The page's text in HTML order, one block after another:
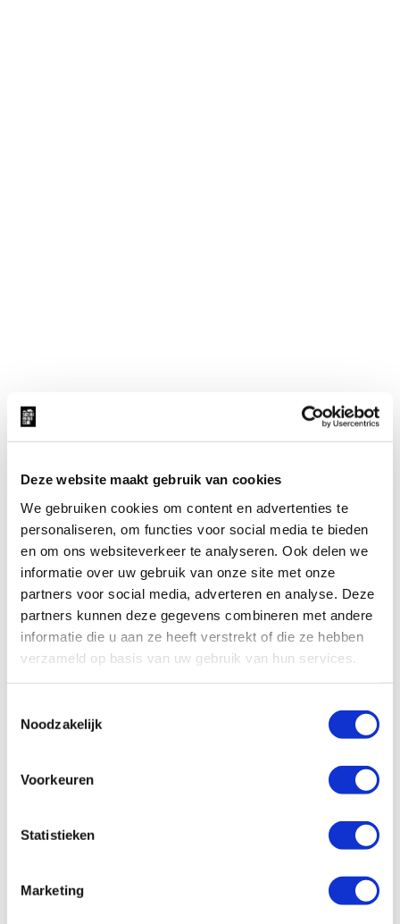
Deze website maakt gebruik van cookies
We gebruiken cookies om content en advertenties te
personaliseren, om functies voor social media te bieden
en om ons websiteverkeer te analyseren. Ook delen we
informatie over uw gebruik van onze site met onze
partners voor social media, adverteren en analyse. Deze
partners kunnen deze gegevens combineren met andere
informatie die u aan ze heeft verstrekt of die ze hebben
verzameld op basis van uw gebruik van hun services.
Noodzakelijk
Voorkeuren
Statistieken
Marketing
LEES BERICHT
€ 29.000,- OPGEHAALD TIJDENS RHINO
EVENT
Lees
bericht